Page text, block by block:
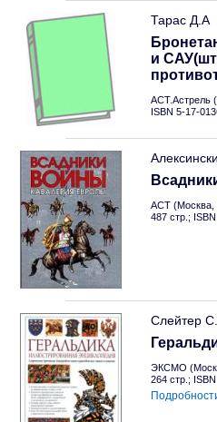
Тарас Д.А
и
АСТ.Астрель
ISBN 5-17-
АСТ (Москва,
487 стр.;
Слейтер С.
ЭКСМО
264 стр.;